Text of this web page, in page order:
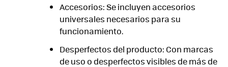
Accesorios: Se incluyen accesorios
universales necesarios para su
funcionamiento.
Desperfectos del producto: Con marcas
de uso o desperfectos visibles de más de